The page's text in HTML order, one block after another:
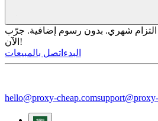
التزام شهري. بدون رسوم إضافية. جرّب
الآن!
البدء اتصل بالمبيعات
hello@proxy-cheap.com